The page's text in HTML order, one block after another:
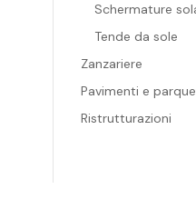
Schermature
Tende da sole
Zanzariere
Pavimenti e
Ristrutturazioni